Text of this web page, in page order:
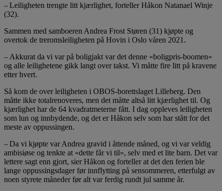
– Leiligheten trengte litt kjærlighet, forteller Håkon Natanael Winje
(32).
Sammen med samboeren Andrea Frost Støren (31) kjøpte og
overtok de treromsleiligheten på Hovin i Oslo våren 2021.
– Akkurat da vi var på boligjakt var det denne «boligpris-boomen»
og alle leilighetene gikk langt over takst. Vi måtte fire litt på kravene
etter hvert.
Så kom de over leiligheten i OBOS-borettslaget Lilleberg. Den
måtte ikke totalrenoveres, men det måtte altså litt kjærlighet til. Og
kjærlighet har de 64 kvadratmeterne fått. I dag oppleves leiligheten
som lun og innbydende, og det er Håkon selv som har stått for det
meste av oppussingen.
– Da vi kjøpte var Andrea gravid i åttende måned, og vi var veldig
ambisiøse og tenkte at «dette får vi til», selv med et lite barn. Det var
lettere sagt enn gjort, sier Håkon og forteller at det den ferien ble
lange oppussingsdager før innflytting på sensommeren, etterfulgt av
noen styrete måneder før alt var ferdig rundt jul samme år.